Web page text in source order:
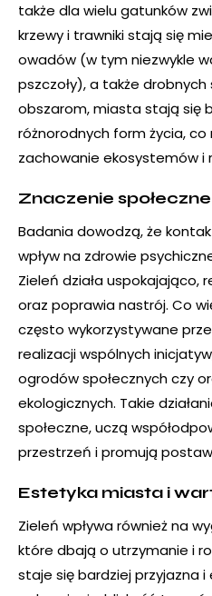
także dla wielu gatunków
krzewy i trawniki stają się
owadów (w tym niezwykle
pszczoły), a także drobnych
obszarom, miasta stają się
różnorodnych form życia,
zachowanie ekosystemów i
Znaczenie
Badania dowodzą, że
wpływ na zdrowie
Zieleń działa uspokajająco,
oraz poprawia nastrój. Co
często wykorzystywane
realizacji wspólnych
ogrodów społecznych czy
ekologicznych. Takie
społeczne, uczą
przestrzeń i promują
Estetyka miasta i
Zieleń wpływa również na
które dbają o utrzymanie i
staje się bardziej przyjazna